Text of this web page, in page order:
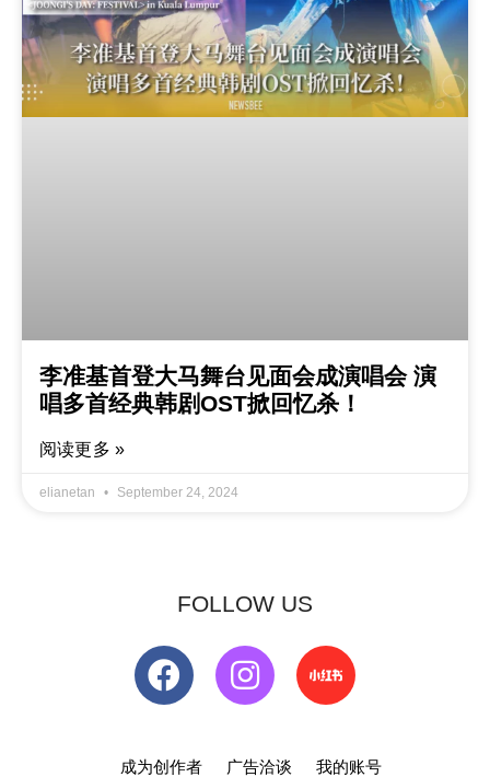
李准基首登大马舞台见面会成演唱会 演
唱多首经典韩剧OST掀回忆杀！
阅读更多 »
elianetan September 24, 2024
FOLLOW US
成为创作者 广告洽谈 我的账号